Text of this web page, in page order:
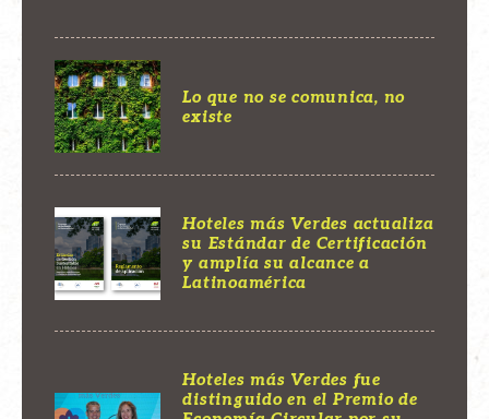
Lo que no se comunica, no
existe
Hoteles más Verdes actualiza
su Estándar de Certificación
y amplía su alcance a
Latinoamérica
Hoteles más Verdes fue
distinguido en el Premio de